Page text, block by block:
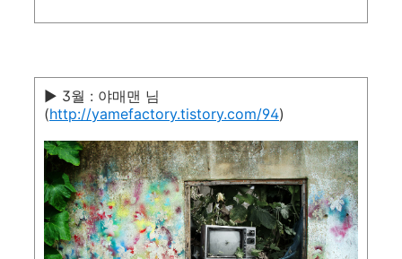
▶ 3월 : 야매맨 님
(http://yamefactory.tistory.com/94)